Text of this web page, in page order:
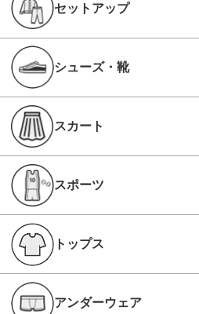
セットアップ
シューズ・靴
スカート
スポーツ
トップス
アンダーウェア